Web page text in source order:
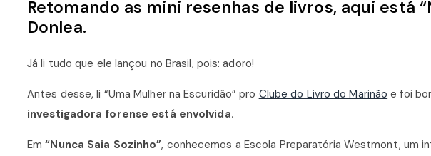
Retomando as mini resenhas de livros, aqui está
Donlea.
Já li tudo que ele lançou no Brasil, pois: adoro!
Antes desse, li “Uma Mulher na Escuridão” pro Clube do Livro do Marinão e foi
investigadora forense está envolvida.
Em“Nunca Saia Sozinho”, conhecemos a Escola Preparatória Westmont, um